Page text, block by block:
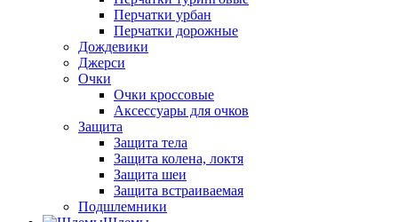
Перчатки урбан
Перчатки дорожные
Дождевики
Джерси
Очки
Очки кроссовые
Аксессуары для очков
Защита
Защита тела
Защита колена, локтя
Защита шеи
Защита встраиваемая
Подшлемники